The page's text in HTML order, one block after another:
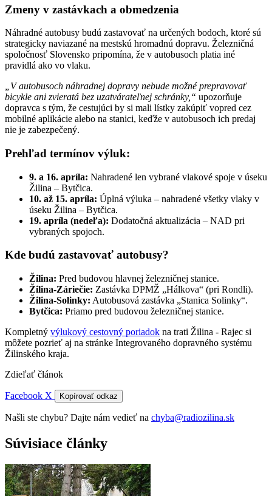
Zmeny v zastávkach a obmedzenia
Náhradné autobusy budú zastavovať na určených bodoch, ktoré sú
strategicky naviazané na mestskú hromadnú dopravu. Železničná
spoločnosť Slovensko pripomína, že v autobusoch platia iné
pravidlá ako vo vlaku.
„V autobusoch náhradnej dopravy nebude možné prepravovať
bicykle ani zvieratá bez uzatvárateľnej schránky,“ upozorňuje
dopravca s tým, že cestujúci by si mali lístky zakúpiť vopred cez
mobilné aplikácie alebo na stanici, keďže v autobusoch ich predaj
nie je zabezpečený.
Prehľad termínov výluk:
9. a 16. apríla: Nahradené len vybrané vlakové spoje v úseku
Žilina – Bytčica.
10. až 15. apríla: Úplná výluka – nahradené všetky vlaky v
úseku Žilina – Bytčica.
19. apríla (nedeľa): Dodatočná aktualizácia – NAD pri
vybraných spojoch.
Kde budú zastavovať autobusy?
Žilina: Pred budovou hlavnej železničnej stanice.
Žilina-Záriečie: Zastávka DPMŽ „Hálkova“ (pri Rondli).
Žilina-Solinky: Autobusová zastávka „Stanica Solinky“.
Bytčica: Priamo pred budovou železničnej stanice.
Kompletný výlukový cestovný poriadok na trati Žilina - Rajec si
môžete pozrieť aj na stránke Integrovaného dopravného systému
Žilinského kraja.
Zdieľať článok
Facebook X Kopírovať odkaz
Našli ste chybu? Dajte nám vedieť na chyba@radiozilina.sk
Súvisiace články